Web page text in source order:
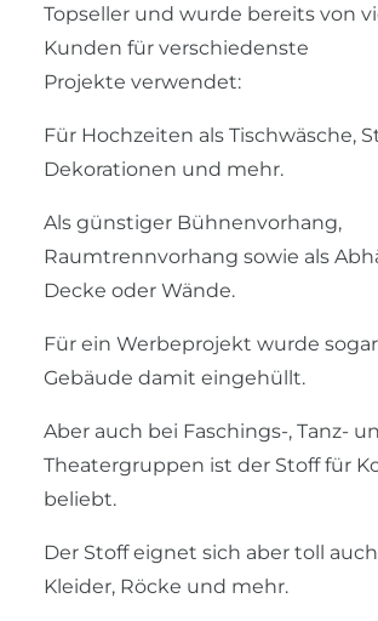
Topseller und wurde bereits von
Kunden für verschiedenste
Projekte verwendet:
Für Hochzeiten als Tischwäsche,
Dekorationen und mehr.
Als günstiger Bühnenvorhang,
Raumtrennvorhang sowie als
Decke oder Wände.
Für ein Werbeprojekt wurde
Gebäude damit eingehüllt.
Aber auch bei Faschings-, Tanz-
Theatergruppen ist der Stoff für
beliebt.
Der Stoff eignet sich aber toll
Kleider, Röcke und mehr.